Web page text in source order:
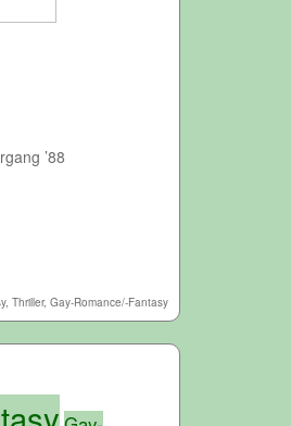
’88
Thriller, Gay-Romance/-Fantasy